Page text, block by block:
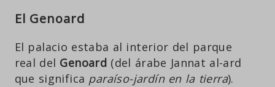
El Genoard
El palacio estaba al interior del parque
real del Genoard (del árabe Jannat al-ard
que significa paraíso-jardín en la tierra).